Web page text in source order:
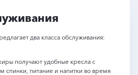
два класса обслуживания:
получают удобные кресла с
спинки, питание и напитки во время